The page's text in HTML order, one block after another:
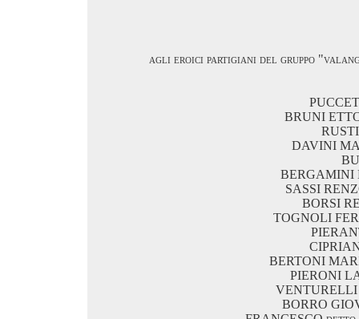
agli eroici partigiani del gruppo
BRUNI
DAVINI
BERGAMINI
SASSI
BORSI
TOGNOLI
BERTONI
PIERONI
VENTURELLI
BORRO